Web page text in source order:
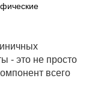
- это не просто
всего